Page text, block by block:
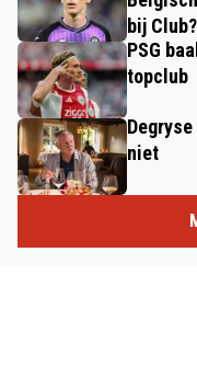
bij Club?
PSG
topclub
niet